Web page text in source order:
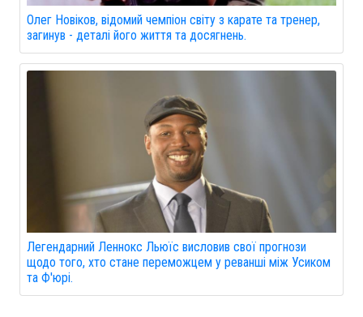
Олег Новіков, відомий чемпіон світу з карате та тренер,
загинув - деталі його життя та досягнень.
Легендарний Леннокс Льюїс висловив свої прогнози
щодо того, хто стане переможцем у реванші між Усиком
та Ф'юрі.